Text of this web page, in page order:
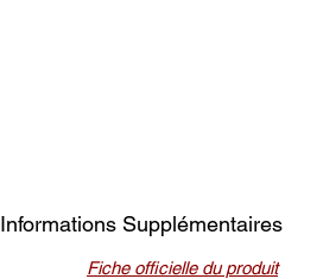
Informations Supplémentaires
Fiche officielle du produit